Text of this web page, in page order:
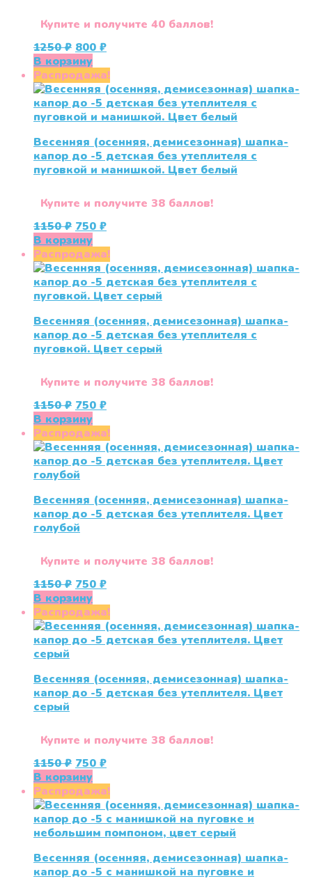
Купите и получите 40 баллов!
1250₽ Первоначальная
цена
составляла
1250 ₽.
800 ₽Текущая
800 ₽.
В корзину
Распродажа!
Весенняя (осенняя, демисезонная) шапка-
капор до -5 детская без утеплителя с
пуговкой и манишкой. Цвет белый
Купите и получите 38 баллов!
1150₽ Первоначальная
цена
составляла
1150 ₽.
750 ₽Текущая
750 ₽.
В корзину
Распродажа!
Весенняя (осенняя, демисезонная) шапка-
капор до -5 детская без утеплителя с
пуговкой. Цвет серый
Купите и получите 38 баллов!
1150₽ Первоначальная
цена
составляла
1150 ₽.
750 ₽Текущая
750 ₽.
В корзину
Распродажа!
Весенняя (осенняя, демисезонная) шапка-
капор до -5 детская без утеплителя. Цвет
голубой
Купите и получите 38 баллов!
1150₽ Первоначальная
цена
составляла
1150 ₽.
750 ₽Текущая
750 ₽.
В корзину
Распродажа!
Весенняя (осенняя, демисезонная) шапка-
капор до -5 детская без утеплителя. Цвет
серый
Купите и получите 38 баллов!
1150₽ Первоначальная
цена
составляла
1150 ₽.
750 ₽Текущая
750 ₽.
В корзину
Распродажа!
Весенняя (осенняя, демисезонная) шапка-
капор до -5 с манишкой на пуговке и